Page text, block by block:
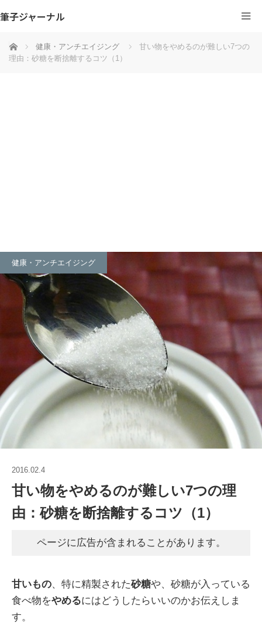
筆子ジャーナル
ホーム 健康・アンチエイジング
甘い物をやめるのが難しい7つの
理由：砂糖を断捨離するコツ（1）
健康・アンチエイジング
2016.02.4
甘い物をやめるのが難しい7つの理
由：砂糖を断捨離するコツ（1）
ページに広告が含まれることがあります。
甘いもの、特に精製された砂糖や、砂糖が入っている
食べ物をやめるにはどうしたらいいのかお伝えしま
す。